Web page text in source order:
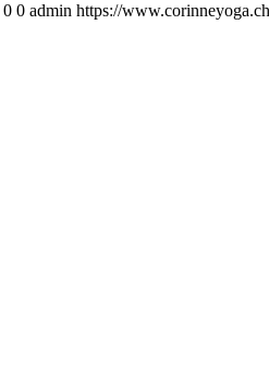
0 0 admin https://